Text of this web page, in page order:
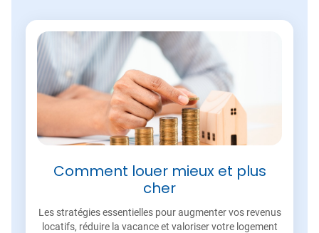
Comment louer mieux et plus
cher
Les stratégies essentielles pour augmenter vos revenus
locatifs, réduire la vacance et valoriser votre logement